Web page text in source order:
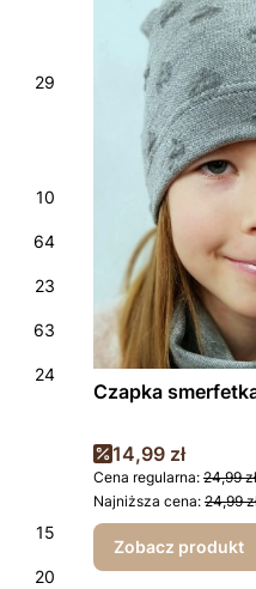
29
10
64
23
63
24
15
20
Czapka
Cena
14,99 zł
Cena regularna: 24,99 zł
Najniższa cena: 24,99
Zobacz produkt